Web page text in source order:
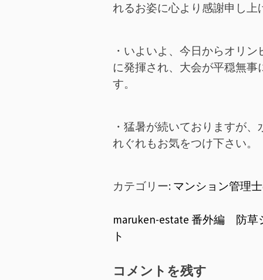
れるお姿に心より感謝申し上
・いよいよ、今日からオリ
に発揮され、大会が平穏無
す。
・猛暑が続いておりますが
れぐれもお気をつけ下さい。
カテゴリー: マンション管理
投
稿
ナ
maruken-estate 番外編 防草
ト
コメントを残す